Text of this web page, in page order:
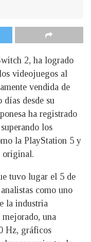
2, ha logrado
videojuegos al
vendida de
días desde su
ha registrado
los
la PlayStation 5 y
original.
tuvo lugar el 5 de
como uno
la industria
una
Hz, gráficos